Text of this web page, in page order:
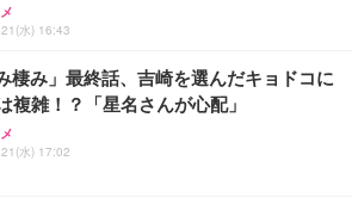
水) 16:43
棲み」最終話、吉崎を選んだキョドコに
複雑！？「星名さんが心配」
水) 17:02